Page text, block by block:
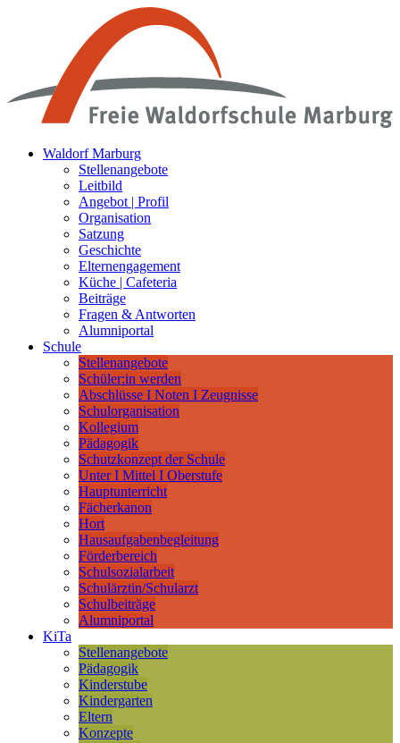
Waldorf Marburg
Stellenangebote
Leitbild
Angebot | Profil
Organisation
Satzung
Geschichte
Elternengagement
Küche | Cafeteria
Beiträge
Fragen & Antworten
Alumniportal
Schule
Stellenangebote
Schüler:in werden
Abschlüsse I Noten I Zeugnisse
Schulorganisation
Kollegium
Pädagogik
Schutzkonzept der Schule
Unter I Mittel I Oberstufe
Hauptunterricht
Fächerkanon
Hort
Hausaufgabenbegleitung
Förderbereich
Schulsozialarbeit
Schulärztin/Schularzt
Schulbeiträge
Alumniportal
KiTa
Stellenangebote
Pädagogik
Kinderstube
Kindergarten
Eltern
Konzepte